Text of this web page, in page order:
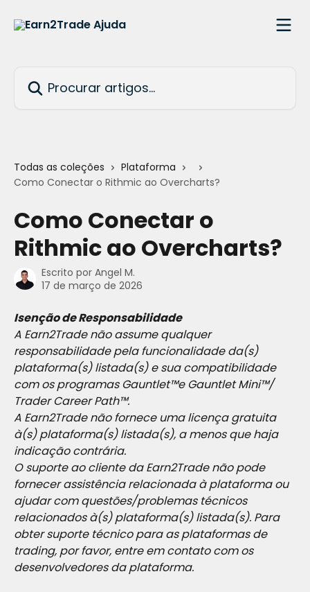
Todas as coleções
Plataforma
Como Conectar o Rithmic ao Overcharts?
Como Conectar o
Rithmic ao Overcharts?
Escrito por Angel M.
17 de março de 2026
Isenção de Responsabilidade
A Earn2Trade não assume qualquer
responsabilidade pela funcionalidade da(s)
plataforma(s) listada(s) e sua compatibilidade
com os programas Gauntlet™e Gauntlet Mini™/
Trader Career Path™.
A Earn2Trade não fornece uma licença gratuita
à(s) plataforma(s) listada(s), a menos que haja
indicação contrária.
O suporte ao cliente da Earn2Trade não pode
fornecer assistência relacionada à plataforma ou
ajudar com questões/problemas técnicos
relacionados à(s) plataforma(s) listada(s). Para
obter suporte técnico para as plataformas de
trading, por favor, entre em contato com os
desenvolvedores da plataforma.